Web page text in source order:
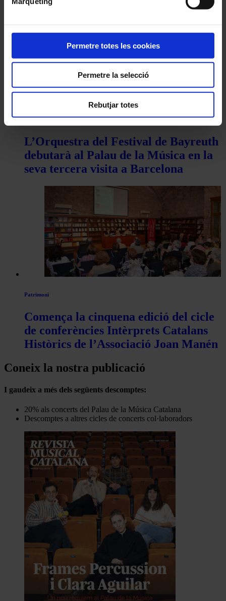
Permetre totes les cookies
Permetre la selecció
Rebutjar totes
Òpera
L’Orquestra del Festival de Bayreuth
debutarà al Palau de la Música en la
seva tercera visita a Barcelona
Patrimoni
Comença la cinquena edició del cicle
de conferències Intèrprets Catalans
Històrics de l’Associació Joan Manén
Coneix la nostra publicació
I gaudeix a més dels següents descomptes:
20% als concerts del Palau de la Música Catalana
Descomptes a altres cicles de concerts col·laboradors